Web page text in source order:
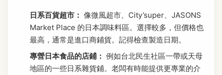
日系百貨超市： 像微風超市、City’super、JASONS
Market Place 的日本調味料區。選擇較多，但價格也
最高，通常是進口商鋪貨。記得檢查製造日期。
專營日本食品的店鋪： 例如台北民生社區一帶或天母
地區的一些日系雜貨鋪。老闆有時能提供更專業的介